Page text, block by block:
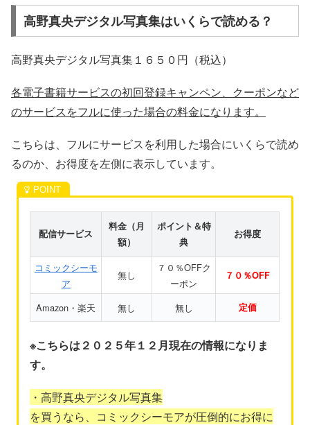
高野真央デジタル写真集はいくらで読める？
高野真央デジタル写真集１６５０円（税込）
各電子書籍サービスの初回登録キャンペン、クーポンなど
のサービスをフルに使った場合の料金になります。
こちらは、フルにサービスを利用した場合にいくらで読め
るのか、お得度を左側に表示しています。
配信サービス
料金（月
額）
ポイント＆特
典
お得度
コミックシーモ
ア
無し
７０％OFFク
ーポン
７０％OFF
Amazon・楽天 無し 無し 定価
※こちらは２０２５年１２月現在の情報になりま
す。
・高野真央デジタル写真集
を買うなら、コミックシーモアが圧倒的にお得に